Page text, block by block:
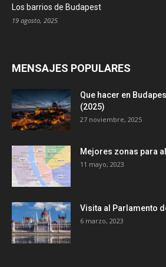
Los barrios de Budapest
19 agosto, 2025
MENSAJES POPULARES
Que hacer en
(2025)
27 noviembre, 2025
Mejores zonas para
11 mayo, 2023
Visita al Parlamento
6 marzo, 2023